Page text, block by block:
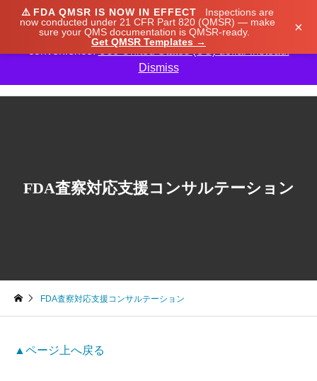
⚠️ FDA QMSR IS NOW IN EFFECT
Inspections are
now conducted under 21 CFR Part 820 (QMSR) — make
sure your QMS documentation is QMSR-ready.
Get QMSR Templates →
×
FDA査察対応支援コンサルテーション
FDA査察対応支援コンサルテーション
▲ページ上へ戻る
We noticed you're visiting from Japan. We've updated
our prices to Japanese yen for your shopping
convenience.Use United States (US) dollar instead.
Dismiss